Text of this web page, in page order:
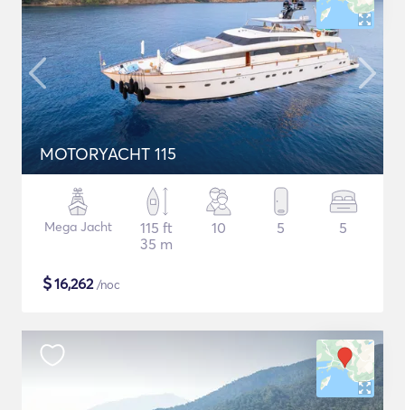
MOTORYACHT 115
Mega Jacht
115 ft
35 m
10 5 5
$16,262/noc